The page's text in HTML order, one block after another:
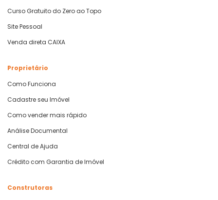
Curso Gratuito do Zero ao Topo
Site Pessoal
Venda direta CAIXA
Proprietário
Como Funciona
Cadastre seu Imóvel
Como vender mais rápido
Análise Documental
Central de Ajuda
Crédito com Garantia de Imóvel
Construtoras